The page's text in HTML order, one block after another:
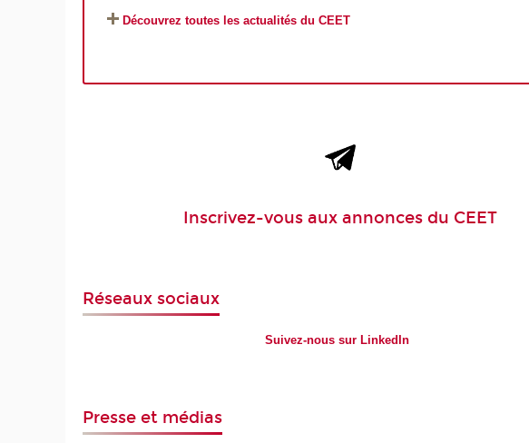
Découvrez toutes les actualités du CEET
Inscrivez-vous auxannonces du CEET
Réseaux sociaux
Suivez-nous sur LinkedIn
Presse et médias